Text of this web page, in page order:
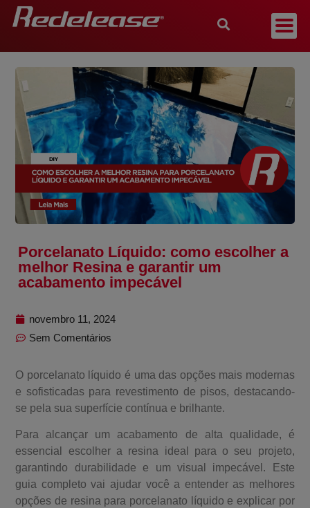
Porcelanato Líquido: como escolher a
melhor Resina e garantir um
acabamento impecável
novembro 11, 2024
Sem Comentários
O porcelanato líquido é uma das opções mais modernas
e sofisticadas para revestimento de pisos, destacando-
se pela sua superfície contínua e brilhante.
Para alcançar um acabamento de alta qualidade, é
essencial escolher a resina ideal para o seu projeto,
garantindo durabilidade e um visual impecável. Este
guia completo vai ajudar você a entender as melhores
opções de resina para porcelanato líquido e explicar por